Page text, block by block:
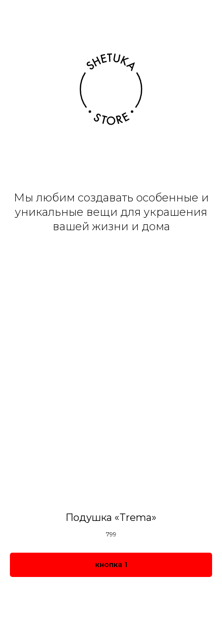
Мы любим создавать особенные и
уникальные вещи для украшения
вашей жизни и дома
Подушка «Trema»
799
кнопка 1